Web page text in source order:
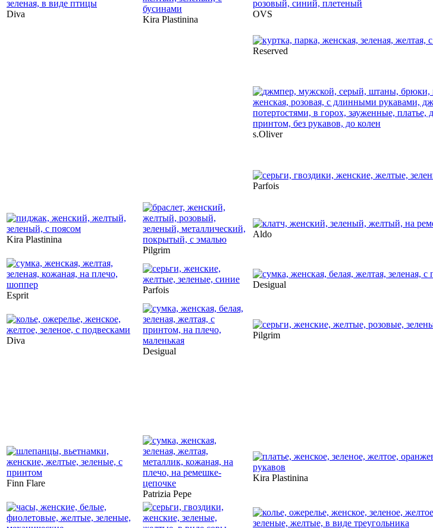
Diva
Kira Plastinina
OVS
Reserved
s.Oliver
Parfois
Kira Plastinina
Pilgrim
Aldo
Esprit
Parfois
Desigual
Diva
Desigual
Pilgrim
Finn Flare
Patrizia Pepe
Kira Plastinina